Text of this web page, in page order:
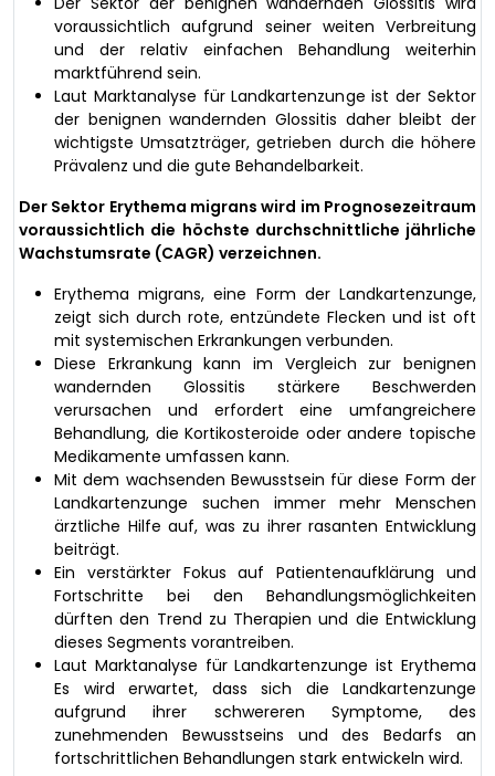
voraussichtlich aufgrund seiner weiten Verbreitung
und der relativ einfachen Behandlung weiterhin
marktführend sein.
Laut Marktanalyse für Landkartenzunge ist der Sektor
der benignen wandernden Glossitis daher bleibt der
wichtigste Umsatzträger, getrieben durch die höhere
Prävalenz und die gute Behandelbarkeit.
Der Sektor Erythema migrans wird im Prognosezeitraum
voraussichtlich die höchste durchschnittliche jährliche
Wachstumsrate (CAGR) verzeichnen.
Erythema migrans, eine Form der Landkartenzunge,
zeigt sich durch rote, entzündete Flecken und ist oft
mit systemischen Erkrankungen verbunden.
Diese Erkrankung kann im Vergleich zur benignen
wandernden Glossitis stärkere Beschwerden
verursachen und erfordert eine umfangreichere
Behandlung, die Kortikosteroide oder andere topische
Medikamente umfassen kann.
Mit dem wachsenden Bewusstsein für diese Form der
Landkartenzunge suchen immer mehr Menschen
ärztliche Hilfe auf, was zu ihrer rasanten Entwicklung
beiträgt.
Ein verstärkter Fokus auf Patientenaufklärung und
Fortschritte bei den Behandlungsmöglichkeiten
dürften den Trend zu Therapien und die Entwicklung
dieses Segments vorantreiben.
Laut Marktanalyse für Landkartenzunge ist Erythema
Es wird erwartet, dass sich die Landkartenzunge
aufgrund ihrer schwereren Symptome, des
zunehmenden Bewusstseins und des Bedarfs an
fortschrittlichen Behandlungen stark entwickeln wird.